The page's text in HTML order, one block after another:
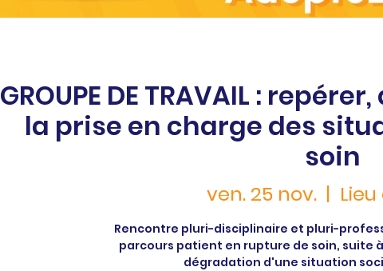
GROUPE DE TRAVAIL :
la prise en charge des
soin
ven. 25 nov.
  |
Rencontre pluri-disciplinaire et pluri-
parcours patient en rupture de soin, suite
dégradation d'une situation